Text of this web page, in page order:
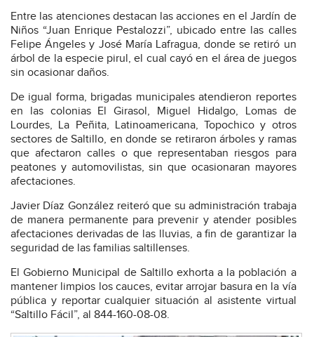
Entre las atenciones destacan las acciones en el Jardín de
Niños “Juan Enrique Pestalozzi”, ubicado entre las calles
Felipe Ángeles y José María Lafragua, donde se retiró un
árbol de la especie pirul, el cual cayó en el área de juegos
sin ocasionar daños.
De igual forma, brigadas municipales atendieron reportes
en las colonias El Girasol, Miguel Hidalgo, Lomas de
Lourdes, La Peñita, Latinoamericana, Topochico y otros
sectores de Saltillo, en donde se retiraron árboles y ramas
que afectaron calles o que representaban riesgos para
peatones y automovilistas, sin que ocasionaran mayores
afectaciones.
Javier Díaz González reiteró que su administración trabaja
de manera permanente para prevenir y atender posibles
afectaciones derivadas de las lluvias, a fin de garantizar la
seguridad de las familias saltillenses.
El Gobierno Municipal de Saltillo exhorta a la población a
mantener limpios los cauces, evitar arrojar basura en la vía
pública y reportar cualquier situación al asistente virtual
“Saltillo Fácil”, al 844-160-08-08.